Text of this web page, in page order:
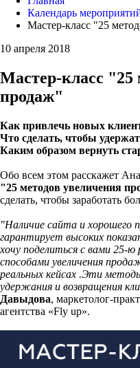
Календарь
Мастер-класс "25
10 апреля 2018
Мастер-класс "25
продаж"
Как привлечь новых
Что сделать, чтобы
Каким образом вернуть
Обо всем этом расскажет
"25 методов увеличения
сделать, чтобы заработать
"Наличие сайта и хорошего
гарантирует высоких
хочу поделиться с вами
способами увеличения
реальных кейсах .Эти
удержания и возвращения
Давыдова, маркетолог-
агентства «Fly up».